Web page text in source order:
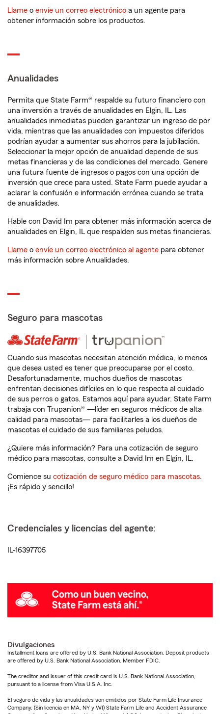
Llame o envíe un correo electrónico a un agente para
obtener información sobre los productos.
Anualidades
Permita que State Farm® respalde su futuro financiero con
una inversión a través de anualidades en Elgin, IL. Las
anualidades inmediatas pueden garantizar un ingreso de por
vida, mientras que las anualidades con impuestos diferidos
podrían ayudar a aumentar sus ahorros para la jubilación.
Seleccionar la mejor opción de anualidad depende de sus
metas financieras y de las condiciones del mercado. Genere
una futura fuente de ingresos o pagos con una opción de
inversión que crece para usted. State Farm puede ayudar a
aclarar la confusión e información errónea cuando se trata
de anualidades.
Hable con David Im para obtener más información acerca de
anualidades en Elgin, IL que respalden sus metas financieras.
Llame o envíe un correo electrónico al agente para obtener
más información sobre Anualidades.
Seguro para mascotas
Cuando sus mascotas necesitan atención médica, lo menos
que desea usted es tener que preocuparse por el costo.
Desafortunadamente, muchos dueños de mascotas
enfrentan decisiones difíciles en lo que respecta al cuidado
de sus perros o gatos. Estamos aquí para ayudar. State Farm
trabaja con Trupanion® —líder en seguros médicos de alta
calidad para mascotas— para facilitarles a los dueños de
mascotas el cuidado de sus familiares peludos.
¿Quiere más información? Para una cotización de seguro
médico para mascotas, consulte a David Im en Elgin, IL.
Comience su cotización de seguro médico para mascotas.
¡Es rápido y sencillo!
Credenciales y licencias del agente:
IL-16397705
Divulgaciones
Installment loans are offered by U.S. Bank National Association. Deposit products
are offered by U.S. Bank National Association. Member FDIC.
The creditor and issuer of this credit card is U.S. Bank National Association,
pursuant to a license from Visa U.S.A. Inc.
El seguro de vida y las anualidades son emitidos por State Farm Life Insurance
Company. (Sin licencia en MA, NY y WI) State Farm Life and Accident Assurance